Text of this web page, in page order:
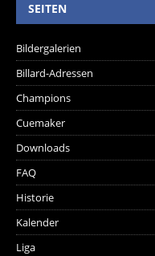
SEITEN
Bildergalerien
Billard-Adressen
Champions
Cuemaker
Downloads
FAQ
Historie
Kalender
Liga